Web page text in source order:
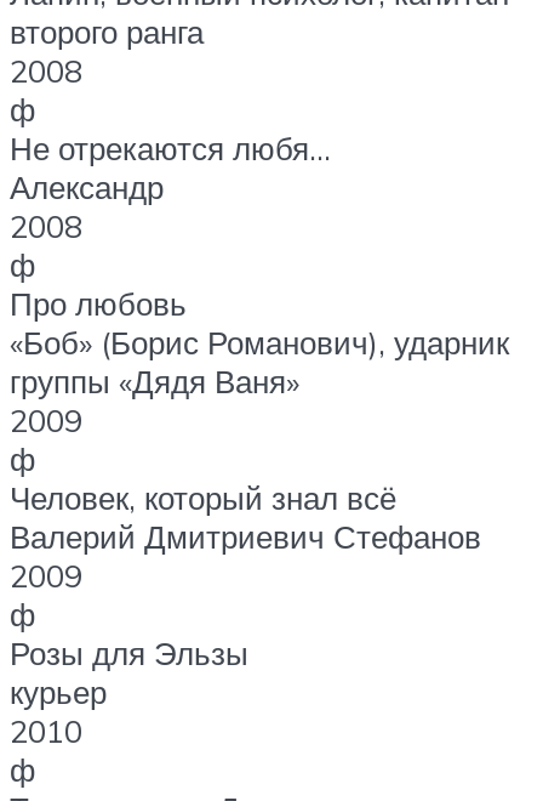
второго ранга
2008
ф
Не отрекаются любя…
Александр
2008
ф
Про любовь
«Боб» (Борис Романович), ударник
группы «Дядя Ваня»
2009
ф
Человек, который знал всё
Валерий Дмитриевич Стефанов
2009
ф
Розы для Эльзы
курьер
2010
ф